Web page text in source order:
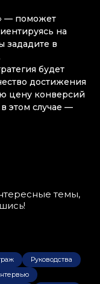
— поможет
на
зададите в
будет
достижения
цену конверсий
этом случае —
темы,
Руководства